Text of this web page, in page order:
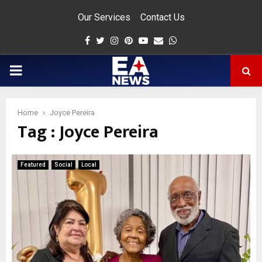
Our Services Contact Us
Facebook
Twitter
Instagram
Pinterest
Youtube
Email
PRIMARY
Home Joyce Pereira
Tag : Joyce Pereira
Featured Social Local